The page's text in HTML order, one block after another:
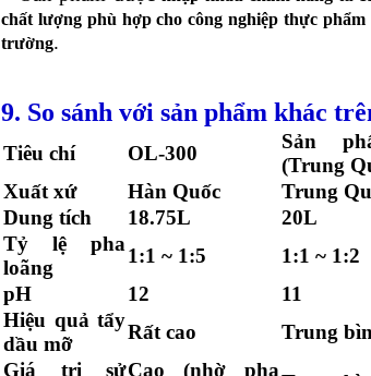
chất lượng phù hợp cho công nghiệp thực phẩm
trường.
9. So sánh với sản phẩm khác
Tiêu chí OL-300
Sản
(Trung
Xuất xứ
Hàn Quốc Trung
Dung tích
18.75L 20L
Tỷ lệ pha
loãng
1:1 ~ 1:5 1:1 ~ 1:2
pH
12 11
Hiệu quả tẩy
dầu mỡ
Rất cao Trung
Giá trị sửCao (nhờ pha